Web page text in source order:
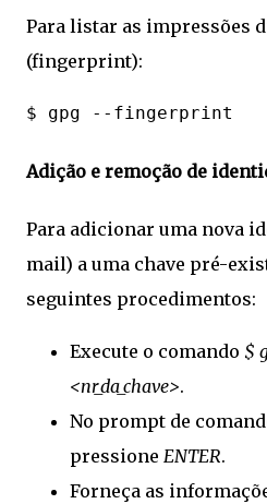
Para listar as impressões
(fingerprint):
Adição e remoção de
Para adicionar uma nova
mail) a uma chave pré-
seguintes procedimentos:
Execute o comando $
<nr_da_chave>.
No prompt de
pressione ENTER.
Forneça as